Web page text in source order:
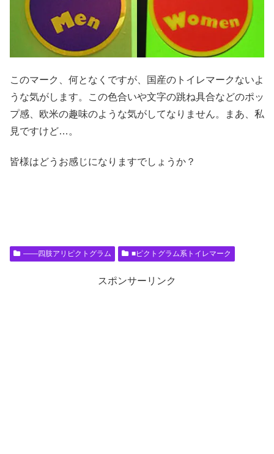
このマーク、何となくですが、国産のトイレマークないよ
うな気がします。この色合いや文字の跳ね具合などのポッ
プ感、欧米の趣味のような気がしてなりません。まあ、私
見ですけど…。
皆様はどうお感じになりますでしょうか？
――四肢アリピクトグラム ■ピクトグラム系トイレマーク
スポンサーリンク